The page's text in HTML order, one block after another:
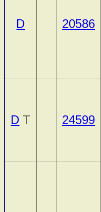
D 20586
D T 24599